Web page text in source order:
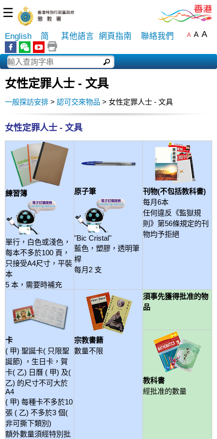
☰
English 简 其他語言 網頁指南 聯絡我們 A A A
女性定罪人士 - 文具
一般探訪安排 > 認可交來物品 > 女性定罪人士 - 文具
女性定罪人士 - 文具
練習簿
單行，白色或淺色，
每本不多於100 頁，
只接受A4尺寸，平裝
本
5 本，需要時補充
原子筆
"Bic Cristal"
藍色，塑膠，透明筆
桿
每月2 支
刊物(不包括教科書)
每月6本
任何違反《監獄規
則》第56條規定的刊
物均予拒絕
卡
( 甲) 聖誕卡( 只限聖
誕節) ，生日卡，賀
卡( 乙) 日曆 ( 甲) 及(
乙) 的尺寸不可大於
A4
( 甲) 每種卡不多於10
張 ( 乙) 不多於3 個(
非可撕下類別)
額外數量須經特別批
宗教書籍
數量不限
須事先獲得批准的物
品
教科書
經批准的數量